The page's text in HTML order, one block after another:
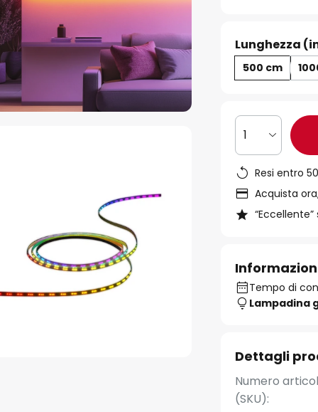
Lunghezza
500 cm
1
Resi entro
Acquista
Tempo di
Lampadina
Dettagli
Numero
(SKU):